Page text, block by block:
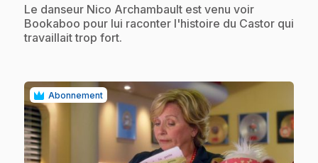
.Le danseur Nico Archambault est venu voir
Bookaboo pour lui raconter l'histoire du Castor qui
travaillait trop fort.
Abonnement